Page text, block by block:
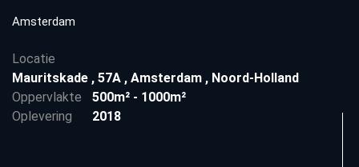
Amsterdam
Locatie
Mauritskade , 57A , Amsterdam , Noord-Holland
Oppervlakte
500m² - 1000m²
Oplevering
2018